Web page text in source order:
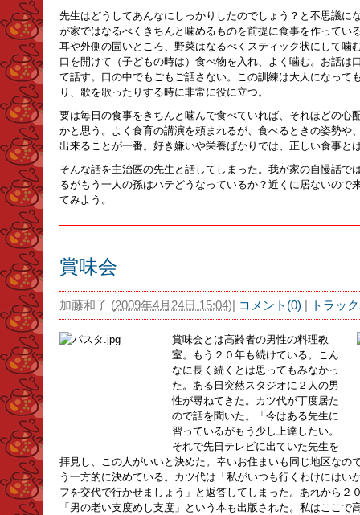
先生はどうしてあんなにしっかりしたのでしょう？と不思議に
が家ではなるべくきちんと噛めるものを前提に食事を作ってい
耳や外側の固いところ、野菜はなるべくスティック状にして噛
口を開けて（子どもの時は）食べ物を入れ、よく噛む。お話は
て話す。口の中でもごもご話さない。この訓練は大人になって
り、歌を歌ったりする時に非常に役に立つ。
要は毎日の食事をきちんと噛んで食べていれば、それほどの心
かと思う。よく食育の講演を頼まれるが、食べるときの姿勢や
出来ることが一番。好き嫌いや栄養ばかりでは、正しい食事と
そんな話を主治医の先生と話してしまった。我が家の自慢話で
るがもう一人の孫はハテどうなっているか？近くに居ないので
てみよう。
賞味会
加藤和子(2009年4月24日 15:04)| コメント(0) | トラッ
賞味会とは高齢者の男性の料理教
室。もう２０年も続けている。こん
なに長く続くとは思ってもみなかっ
た。ある日突然スタジオに２人の男
性が尋ねてきた。カツ代が丁度居た
ので話を聞いた。「今はある先生に
習っているがもう少し上達したい。
それで先日テレビに出ていた先生を
拝見し、この人がいいと決めた。幸いお住まいも同じ地区なの
う一方的に決めている。カツ代は「私がいつも行くわけにはい
フを交代で行かせましょう」と返答してしまった。あれから２
「男の老い支度めし支度」という本も出版された。私はここで